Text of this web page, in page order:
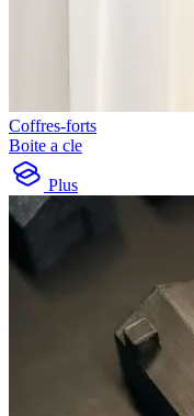
Coffres-forts
Boite a cle
Plus